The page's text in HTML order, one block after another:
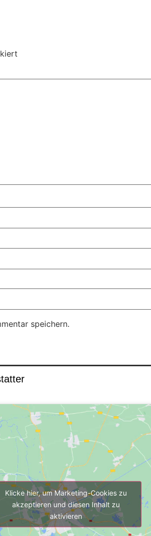
speichern.
Klicke hier, um Marketing-Cookies zu
akzeptieren und diesen Inhalt zu
aktivieren